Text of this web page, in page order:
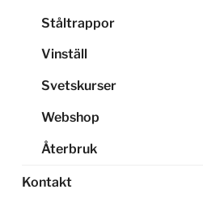
Ståltrappor
Vinställ
Svetskurser
Webshop
Återbruk
Kontakt